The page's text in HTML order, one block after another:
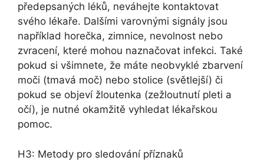
předepsaných léků, neváhejte kontaktovat
svého lékaře. Dalšími varovnými signály jsou
například horečka, zimnice, nevolnost nebo
zvracení, které mohou naznačovat infekci. Také
pokud si všimnete, že máte neobvyklé zbarvení
moči (tmavá moč) nebo stolice (světlejší) či
pokud se objeví žloutenka (zežloutnutí pleti a
očí), je nutné okamžitě vyhledat lékařskou
pomoc.
H3: Metody pro sledování příznaků